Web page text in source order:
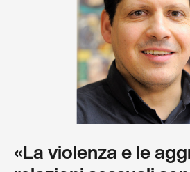
«La violenza e le